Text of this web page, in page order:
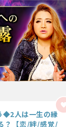
◆2人は一生の縁
？【恋/絆/感覚/